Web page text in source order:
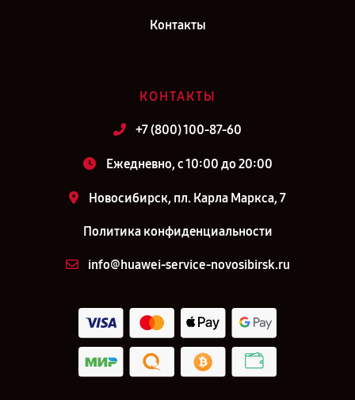
Контакты
КОНТАКТЫ
+7 (800) 100-87-60
Ежедневно, с 10:00 до 20:00
Новосибирск, пл. Карла Маркса, 7
Политика конфиденциальности
info@huawei-service-novosibirsk.ru